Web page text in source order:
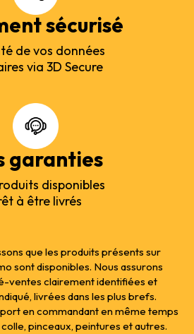
sécurisé
de vos données
via 3D Secure
garanties
disponibles
à être livrés
que les produits présents sur
sont disponibles. Nous assurons
ventes clairement identifiées et
livrées dans les plus brefs.
en commandant en même temps
pinceaux, peintures et autres.